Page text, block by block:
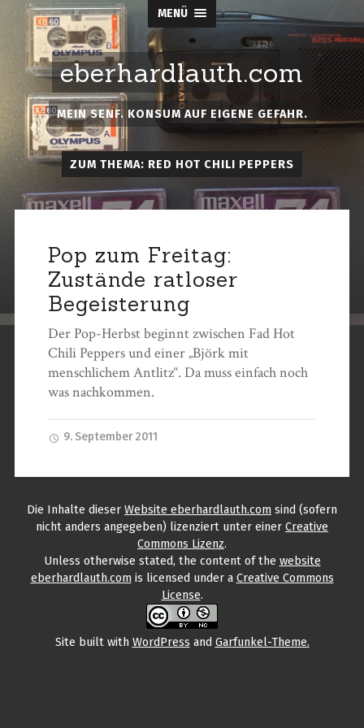
MENÜ
eberhardlauth.com
MEIN SENF. KONSUM AUF EIGENE GEFAHR.
ZUM THEMA: RED HOT CHILI PEPPERS
Pop zum Freitag:
Zustände ratloser
Begeisterung
Der Pop-Herbst beginnt zwischen Fad Hot
Chili Peppers und einer „Björk mit
menschlichem Antlitz“. Da muss einfach noch
was nachkommen.
9. September 2011
Die Inhalte dieser Website eberhardlauth.com sind (sofern
nicht anders angegeben) lizenziert unter einer Creative
Commons Lizenz.
Unless otherwise stated, the contentof the website
eberhardlauth.com is licensed under a Creative Commons
License.
Site built with WordPress and Garfunkel-Theme.